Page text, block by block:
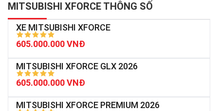
MITSUBISHI XFORCE THÔNG SỐ
XE MITSUBISHI XFORCE
605.000.000 VNĐ
MITSUBISHI XFORCE GLX 2026
605.000.000 VNĐ
MITSUBISHI XFORCE PREMIUM 2026